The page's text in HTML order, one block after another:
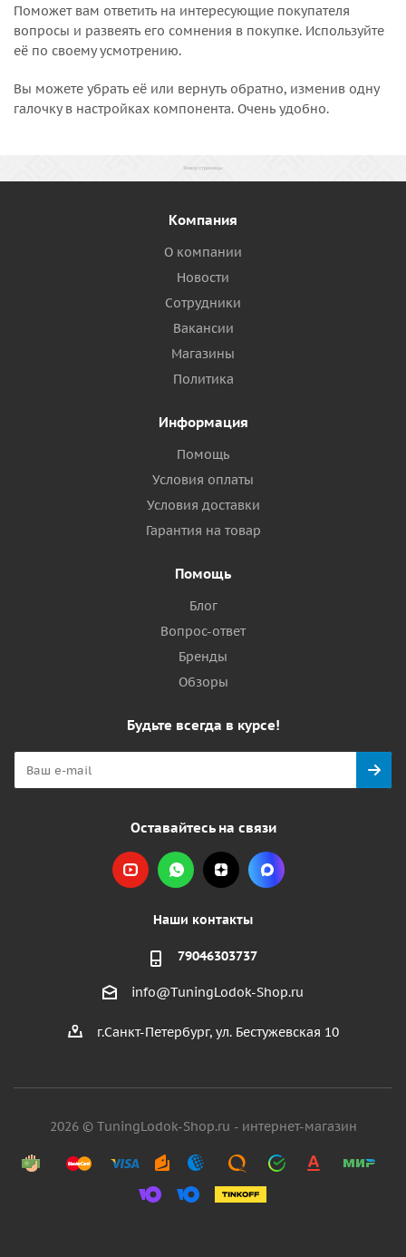
Поможет вам ответить на интересующие покупателя
вопросы и развеять его сомнения в покупке. Используйте
её по своему усмотрению.
Вы можете убрать её или вернуть обратно, изменив одну
галочку в настройках компонента. Очень удобно.
Компания
О компании
Новости
Сотрудники
Вакансии
Магазины
Политика
Информация
Помощь
Условия оплаты
Условия доставки
Гарантия на товар
Помощь
Блог
Вопрос-ответ
Бренды
Обзоры
Будьте всегда в курсе!
Оставайтесь на связи
Наши контакты
79046303737
info@TuningLodok-Shop.ru
г.Санкт-Петербург, ул. Бестужевская 10
2026 © TuningLodok-Shop.ru - интернет-магазин